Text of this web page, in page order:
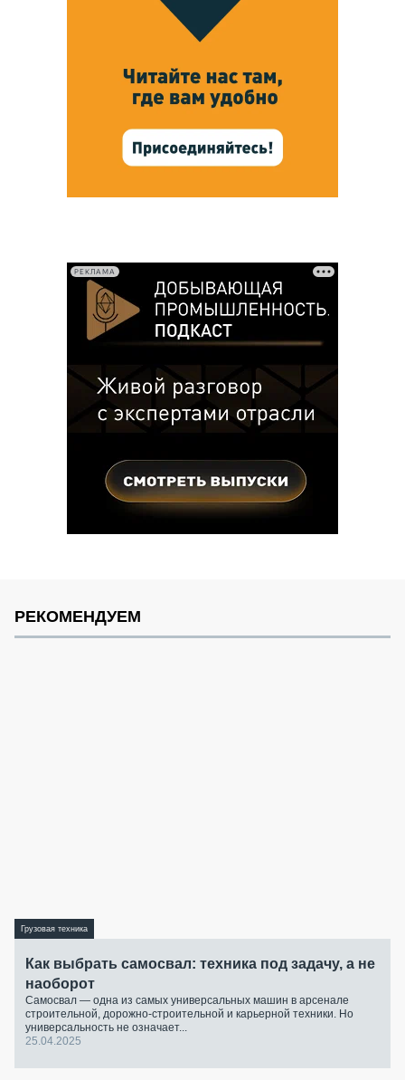
РЕКЛАМА
РЕКОМЕНДУЕМ
Грузовая техника
Как выбрать самосвал: техника под задачу, а не
наоборот
Самосвал — одна из самых универсальных машин в арсенале
строительной, дорожно-строительной и карьерной техники. Но
универсальность не означает...
25.04.2025